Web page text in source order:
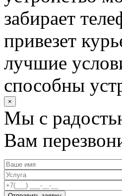
забирает
привезет
лучшие
способны
×
Мы с
Вам